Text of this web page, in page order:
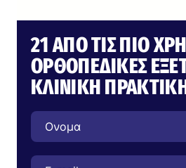
21 ΑΠΌ ΤΙΣ ΠΙΟ
ΟΡΘΟΠΕΔΙΚΈΣ
ΚΛΙΝΙΚΉ